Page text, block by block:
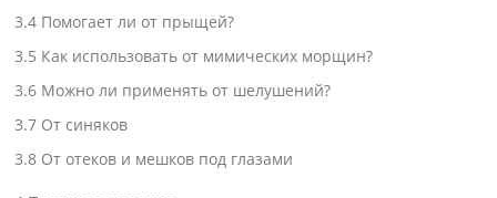
3.4 Помогает ли от прыщей?
3.5 Как использовать от мимических морщин?
3.6 Можно ли применять от шелушений?
3.7 От синяков
3.8 От отеков и мешков под глазами